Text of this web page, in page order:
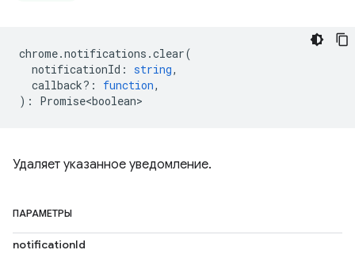
chrome.notifications .clear(
notificationId : string,
callback? : function,
) : Promise<boolean>
Удаляет указанное уведомление.
ПАРАМЕТРЫ
notificationId